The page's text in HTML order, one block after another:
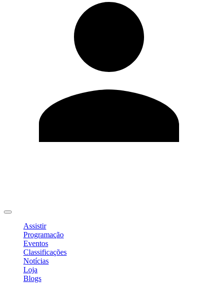
Assistir
Programação
Eventos
Classificações
Notícias
Loja
Blogs